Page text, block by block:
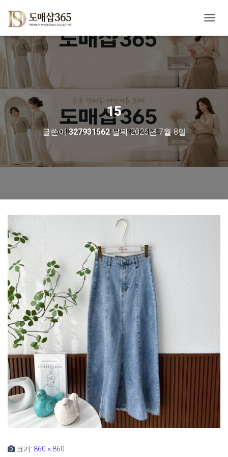
비
게
이
션
15
글쓴이327931562날짜2026년 7월 8일
크기: 860 × 860